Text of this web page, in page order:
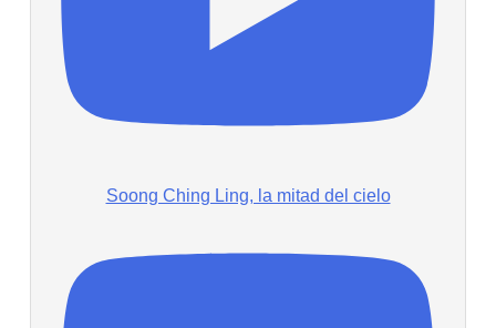
Soong Ching Ling, la mitad del cielo